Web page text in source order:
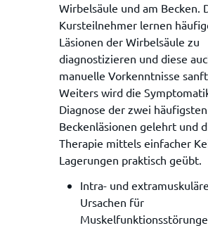
Wirbelsäule und am Becken.
Kursteilnehmer lernen
Läsionen der Wirbelsäule zu
diagnostizieren und diese
manuelle Vorkenntnisse
Weiters wird die
Diagnose der zwei häufigsten
Beckenläsionen gelehrt und
Therapie mittels einfacher
Lagerungen praktisch geübt.
Intra- und extramuskuläre
Ursachen für